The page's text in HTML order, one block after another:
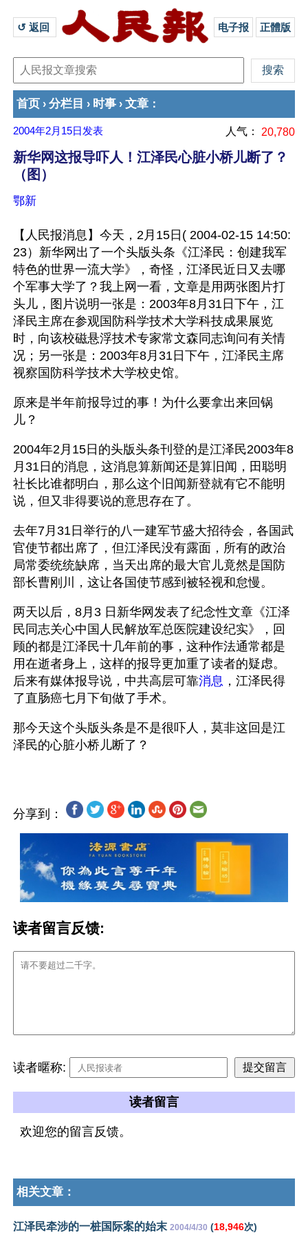
↺ 返回 电子报 正體版
首页 › 分栏目 › 时事 › 文章 ：
2004年2月15日 发表 人气： 20,780
新华网这报导吓人！江泽民心脏小桥儿断了？
（图）
鄂新
【人民报消息】今天，2月15日( 2004-02-15 14:50:
23）新华网出了一个头版头条《江泽民：创建我军
特色的世界一流大学》，奇怪，江泽民近日又去哪
个军事大学了？我上网一看，文章是用两张图片打
头儿，图片说明一张是：2003年8月31日下午，江
泽民主席在参观国防科学技术大学科技成果展览
时，向该校磁悬浮技术专家常文森同志询问有关情
况；另一张是：2003年8月31日下午，江泽民主席
视察国防科学技术大学校史馆。
原来是半年前报导过的事！为什么要拿出来回锅
儿？
2004年2月15日的头版头条刊登的是江泽民2003年8
月31日的消息，这消息算新闻还是算旧闻，田聪明
社长比谁都明白，那么这个旧闻新登就有它不能明
说，但又非得要说的意思存在了。
去年7月31日举行的八一建军节盛大招待会，各国武
官使节都出席了，但江泽民没有露面，所有的政治
局常委统统缺席，当天出席的最大官儿竟然是国防
部长曹刚川，这让各国使节感到被轻视和怠慢。
两天以后，8月3 日新华网发表了纪念性文章《江泽
民同志关心中国人民解放军总医院建设纪实》，回
顾的都是江泽民十几年前的事，这种作法通常都是
用在逝者身上，这样的报导更加重了读者的疑虑。
后来有媒体报导说，中共高层可靠消息 ，江泽民得
了直肠癌七月下旬做了手术。
那今天这个头版头条是不是很吓人，莫非这回是江
分享到：
读者留言反馈:
读者暱称:
读者留言
欢迎您的留言反馈。
相关文章：
江泽民牵涉的一桩国际案的始末 2004/4/30 (18,946次)